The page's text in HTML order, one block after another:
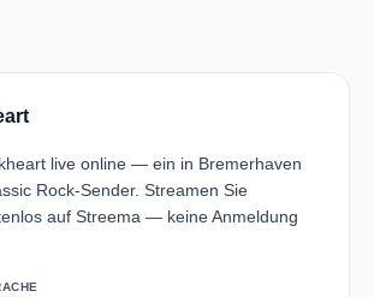
live online — ein in Bremerhaven
Rock-Sender. Streamen Sie
auf Streema — keine Anmeldung